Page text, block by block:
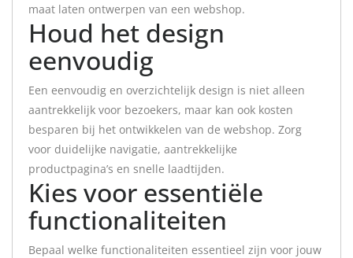
maat laten ontwerpen van een webshop.
Houd het design
eenvoudig
Een eenvoudig en overzichtelijk design is niet alleen
aantrekkelijk voor bezoekers, maar kan ook kosten
besparen bij het ontwikkelen van de webshop. Zorg
voor duidelijke navigatie, aantrekkelijke
productpagina’s en snelle laadtijden.
Kies voor essentiële
functionaliteiten
Bepaal welke functionaliteiten essentieel zijn voor jouw